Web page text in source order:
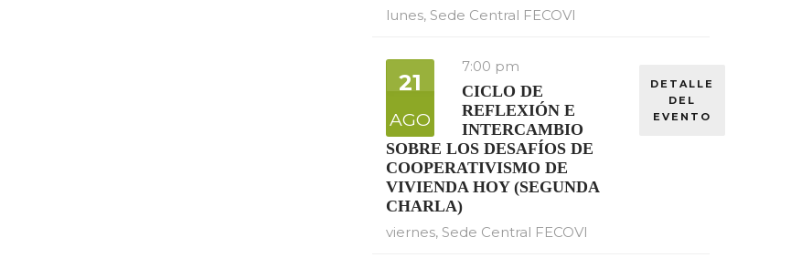
lunes, Sede Central FECOVI
21
AGO
7:00 pm
CICLO DE
REFLEXIÓN E
INTERCAMBIO
SOBRE LOS DESAFÍOS DE
COOPERATIVISMO DE
VIVIENDA HOY (SEGUNDA
CHARLA)
viernes, Sede Central FECOVI
DETALLE
DEL
EVENTO